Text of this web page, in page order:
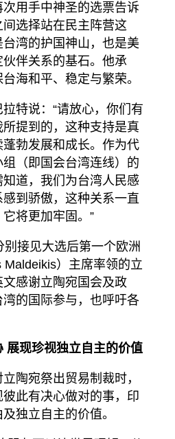
用手中神圣的选票告诉
选择站在民主阵营这
湾的护国神山，也是美
伴关系的基石。他承
海和平、稳定与繁荣。
特说：“请放心，你们有
提到的，这种支持是真
勃发展和成长。作为代
（即国会台湾连线）的
道，我们为台湾人民感
到骄傲，这种关系一直
将更加牢固。”
接见大选后第一个欧洲
）主席率领的立
感谢立陶宛国会及政
的国际参与，也呼吁各
展现珍视独立自主的价值
陶宛祭出贸易制裁时，
此有决心做对的事，印
独立自主的价值。